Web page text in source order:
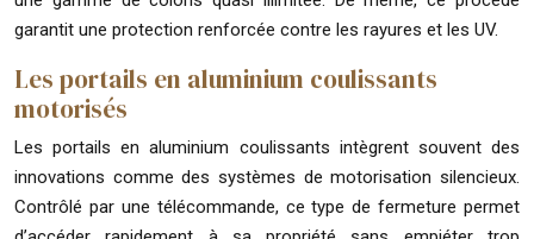
garantit une protection renforcée contre les rayures et les UV.
Les portails en aluminium coulissants
motorisés
Les portails en aluminium coulissants intègrent souvent des
innovations comme des systèmes de motorisation silencieux.
Contrôlé par une télécommande, ce type de fermeture permet